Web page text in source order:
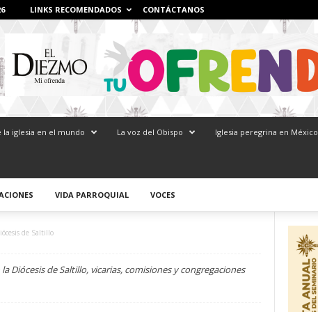
LINKS RECOMENDADOS CONTÁCTANOS
la iglesia en el mundo La voz del Obispo Iglesia peregrina en México
VIDA PARROQUIAL VOCES
de Saltillo
Diócesis de Saltillo, vicarias, comisiones y congregaciones